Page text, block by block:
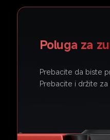
Poluga za
Prebacite da biste
Prebacite i držite